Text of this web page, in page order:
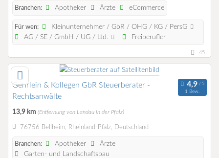
Branchen: Apotheker Ärzte eCommerce
Für wen:
Kleinunternehmer / GbR / OHG / KG / PersG
AG / SE / GmbH / UG / Ltd.
Freiberufler
45
Gehrlein & Kollegen GbR Steuerberater -
Rechtsanwälte
1 Bew.
13,9 km (Entfernung von Landau in der Pfalz)
76756 Bellheim, Rheinland-Pfalz, Deutschland
Branchen: Apotheker
Ärzte
Garten- und Landschaftsbau